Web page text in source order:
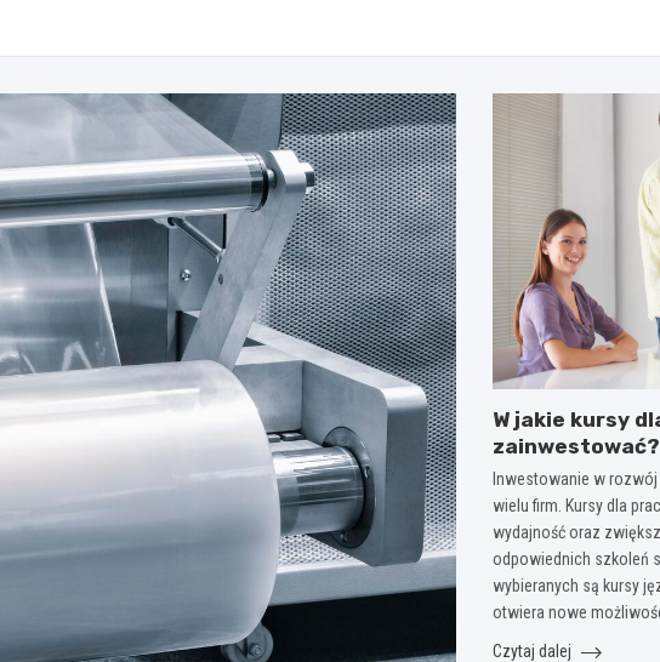
W jakie kursy
zainwestować?
Inwestowanie w
wielu firm. Kursy dla
wydajność oraz
odpowiednich szkoleń
wybieranych są kursy
otwiera nowe
Czytaj dalej